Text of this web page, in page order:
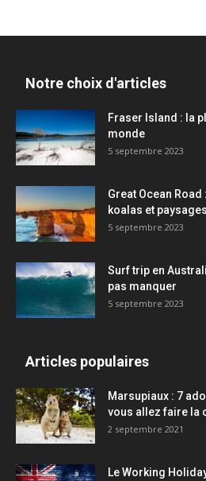
Notre choix d'articles
Fraser Island : la
monde
5 septembre 2023
Great Ocean
koalas et
5 septembre 2023
Surf trip en
pas manquer
5 septembre 2023
Articles populaires
Marsupiaux : 7
vous allez faire la
2 septembre 2021
Le Working